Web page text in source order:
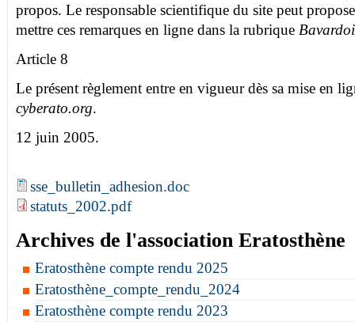
propos. Le responsable scientifique du site peut
mettre ces remarques en ligne dans la rubrique
Article 8
Le présent règlement entre en vigueur dès sa mise en
cyberato.org.
12 juin 2005.
sse_bulletin_adhesion.doc
statuts_2002.pdf
Archives de l'association Eratosthène
Eratosthène compte rendu 2025
Eratosthène_compte_rendu_2024
Eratosthène compte rendu 2023